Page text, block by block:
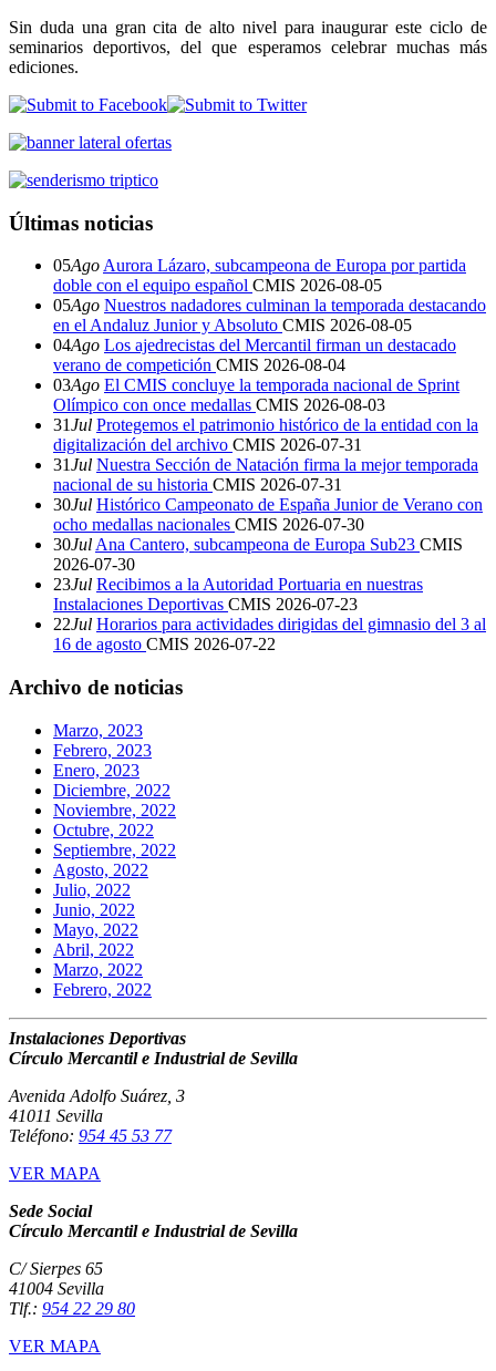
Sin duda una gran cita de alto nivel para inaugurar este ciclo de
seminarios deportivos, del que esperamos celebrar muchas más
ediciones.
Últimas noticias
05Ago Aurora Lázaro, subcampeona de Europa por partida
doble con el equipo español CMIS 2026-08-05
05Ago Nuestros nadadores culminan la temporada destacando
en el Andaluz Junior y Absoluto CMIS 2026-08-05
04Ago Los ajedrecistas del Mercantil firman un destacado
verano de competición CMIS 2026-08-04
03Ago El CMIS concluye la temporada nacional de Sprint
Olímpico con once medallas CMIS 2026-08-03
31Jul Protegemos el patrimonio histórico de la entidad con la
digitalización del archivo CMIS 2026-07-31
31Jul Nuestra Sección de Natación firma la mejor temporada
nacional de su historia CMIS 2026-07-31
30Jul Histórico Campeonato de España Junior de Verano con
ocho medallas nacionales CMIS 2026-07-30
30Jul Ana Cantero, subcampeona de Europa Sub23 CMIS
2026-07-30
23Jul Recibimos a la Autoridad Portuaria en nuestras
Instalaciones Deportivas CMIS 2026-07-23
22Jul Horarios para actividades dirigidas del gimnasio del 3 al
16 de agosto CMIS 2026-07-22
Archivo de noticias
Marzo, 2023
Febrero, 2023
Enero, 2023
Diciembre, 2022
Noviembre, 2022
Octubre, 2022
Septiembre, 2022
Agosto, 2022
Julio, 2022
Junio, 2022
Mayo, 2022
Abril, 2022
Marzo, 2022
Febrero, 2022
Instalaciones Deportivas
Círculo Mercantil e Industrial de Sevilla
Avenida Adolfo Suárez, 3
41011 Sevilla
Teléfono: 954 45 53 77
VER MAPA
Sede Social
Círculo Mercantil e Industrial de Sevilla
C/ Sierpes 65
41004 Sevilla
Tlf.: 954 22 29 80
VER MAPA